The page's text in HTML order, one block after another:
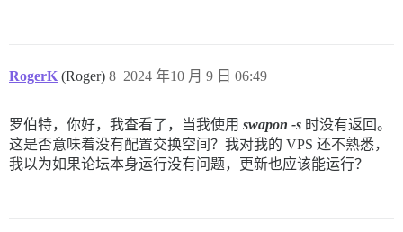
RogerK (Roger) 2024 年10 月 9 日 06:49
8
罗伯特，你好，我查看了，当我使用 swapon -s 时没有返回。
这是否意味着没有配置交换空间？我对我的 VPS 还不熟悉，
我以为如果论坛本身运行没有问题，更新也应该能运行？